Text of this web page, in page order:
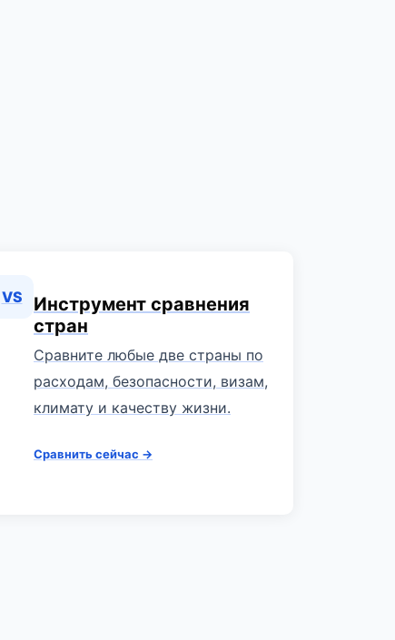
VS
Инструмент сравнения
стран
Сравните любые две страны по
расходам, безопасности, визам,
климату и качеству жизни.
Сравнить сейчас →